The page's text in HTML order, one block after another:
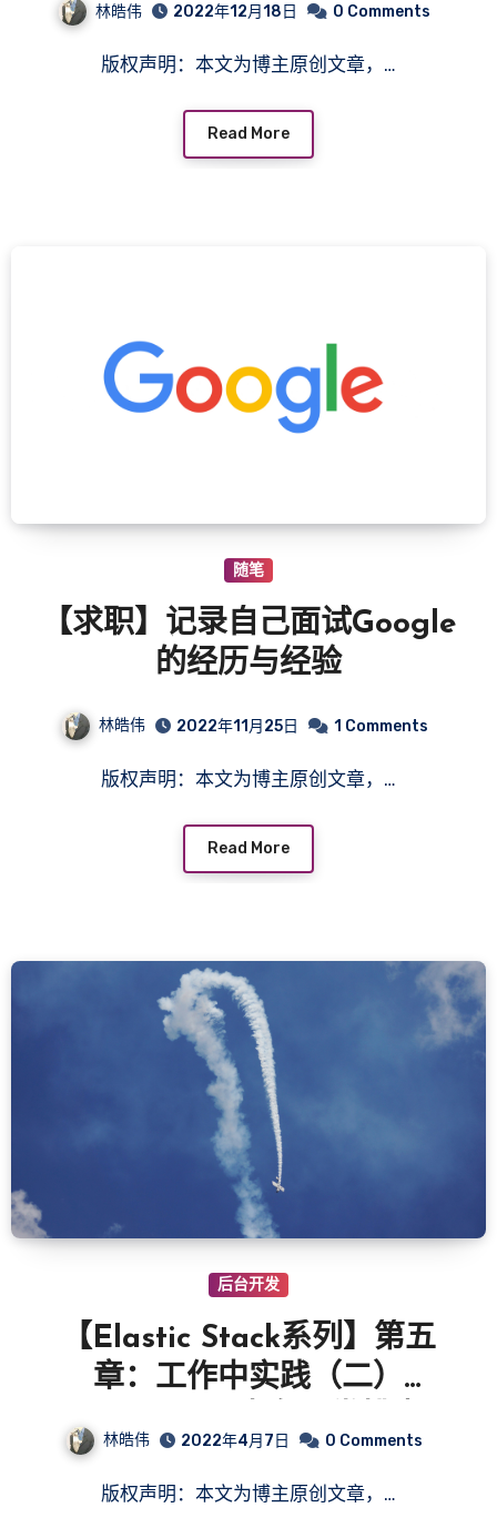
林皓伟 2022年12月18日 0 Comments
版权声明：本文为博主原创文章，…
Read More
随笔
【求职】记录自己面试Google
的经历与经验
林皓伟 2022年11月25日 1 Comments
版权声明：本文为博主原创文章，…
Read More
后台开发
【Elastic Stack系列】第五
章：工作中实践（二）
metricbeat内存异常排查
林皓伟 2022年4月7日 0 Comments
版权声明：本文为博主原创文章，…